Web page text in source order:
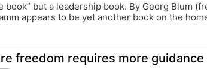
book” but a leadership book. By Georg Blum
appears to be yet another book on the
freedom requires more